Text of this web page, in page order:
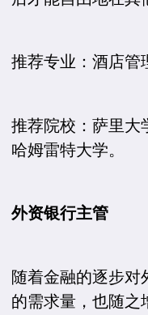
推荐专业：酒店管
推荐院校：萨里大
哈姆雷特大学。
外资银行主管
随着金融的逐步
的需求量，也随